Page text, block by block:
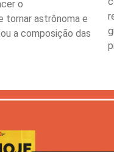
o
tornar astrônoma e
a composição das